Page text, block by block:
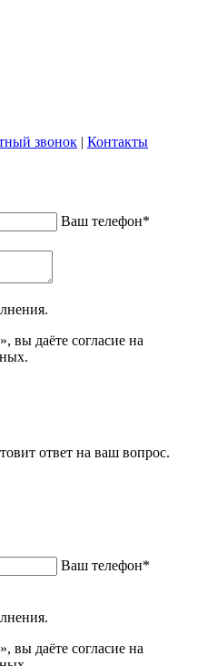
звонок | Контакты
Ваш телефон*
вы даёте согласие на
ответ на ваш вопрос.
Ваш телефон*
вы даёте согласие на